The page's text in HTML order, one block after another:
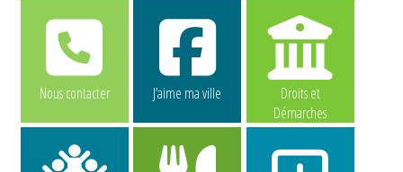
Nous contacter J’aime ma ville
Droits et
Démarches